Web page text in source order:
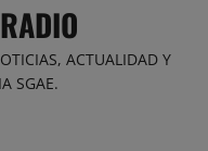
ACTUALIDAD Y
SGAE.